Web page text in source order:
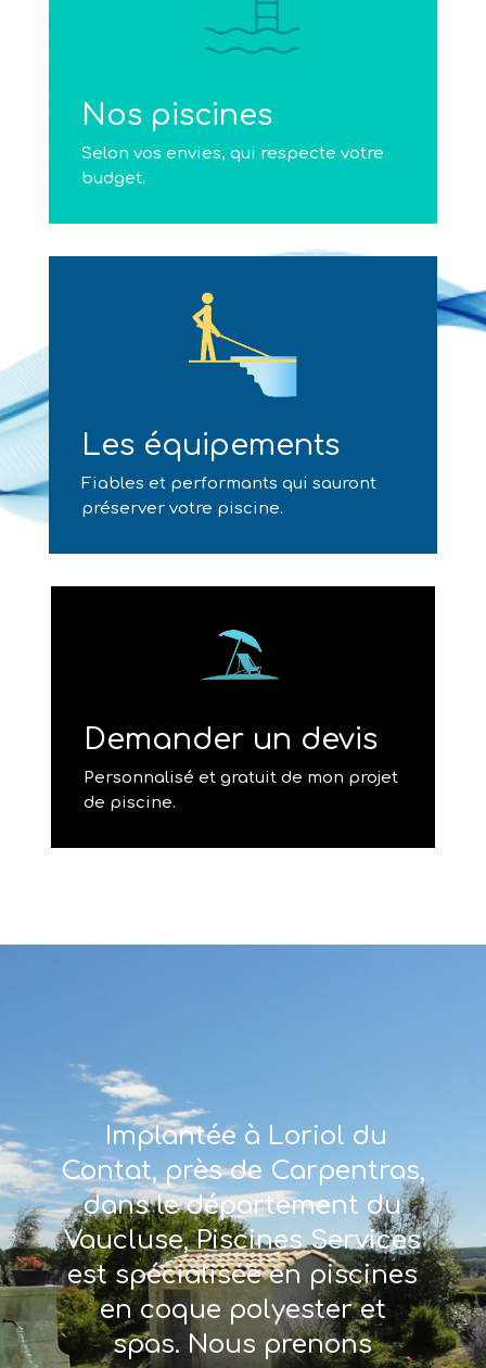
Nos piscines
Selon vos envies, qui respecte votre
budget.
Les équipements
Fiables et performants qui sauront
préserver votre piscine.
Demander un devis
Personnalisé et gratuit de mon projet
de piscine.
Implantée à Loriol du
Contat, près de Carpentras,
dans le département du
Vaucluse, Piscines Services
est spécialisée en piscines
en coque polyester et
spas. Nous prenons